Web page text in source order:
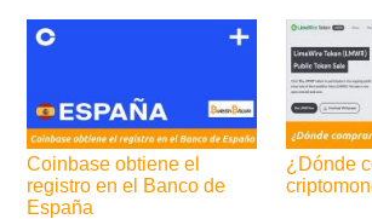
Coinbase obtiene el
registro en el Banco de
España
¿Dónde